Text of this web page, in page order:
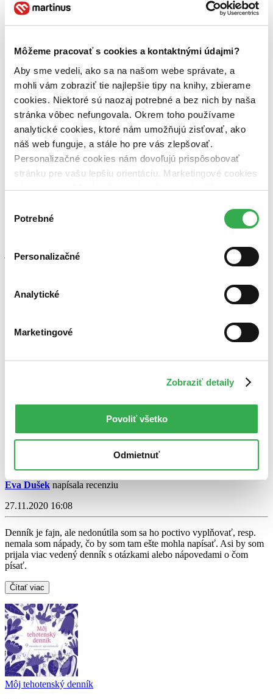
Môžeme pracovať s cookies a kontaktnými údajmi?
Aby sme vedeli, ako sa na našom webe správate, a
mohli vám zobraziť tie najlepšie tipy na knihy, zbierame
cookies. Niektoré sú naozaj potrebné a bez nich by naša
stránka vôbec nefungovala. Okrem toho používame
analytické cookies, ktoré nám umožňujú zisťovať, ako
náš web funguje, a stále ho pre vás zlepšovať.
Personalizačné cookies nám dovoľujú prispôsobovať
stránku pre vašu lepšiu orientáciu. Marketingové cookies
nám zas umožňujú zobrazenie relevantnej reklamy.
nám pomohlo, keby sme mohli používať všetky tieto
súhlasu
Potrebné
Personalizačné
Analytické
Marketingové
Zobraziť detaily
Povoliť všetko
Odmietnuť
vďaka podsunutým odpovediam.
Som nový človiečik
Kristína Farkašová
13,40 €
Veľmi stručne a faktovo spracovaná kniha, pre takého priemerného
jediná kniha, ktorú som môjho muža prinútila prečítať si a veľa vecí
Mal Peachey
Eva Dušek napísala recenziu
27.11.2020 16:08
Denník je fajn, ale nedonútila som sa ho poctivo vyplňovať, resp.
nemala som nápady, čo by som tam ešte mohla napísať. Asi by som
prijala viac vedený denník s otázkami alebo nápovedami o čom
písať.
Čítať viac
Môj tehotenský denník